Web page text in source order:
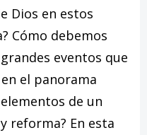
Dios en estos
Cómo debemos
eventos que
el panorama
de un
reforma? En esta